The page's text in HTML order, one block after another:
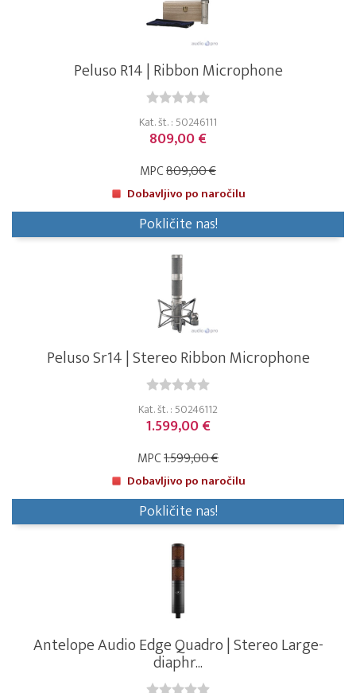
Peluso R14 | Ribbon Microphone
Kat. št. : 50246111
809,00 €
MPC809,00 €
Dobavljivo po naročilu
Pokličite nas!
Peluso Sr14 | Stereo Ribbon Microphone
Kat. št. : 50246112
1.599,00 €
MPC1.599,00 €
Dobavljivo po naročilu
Pokličite nas!
Antelope Audio Edge Quadro | Stereo Large-
diaphr...